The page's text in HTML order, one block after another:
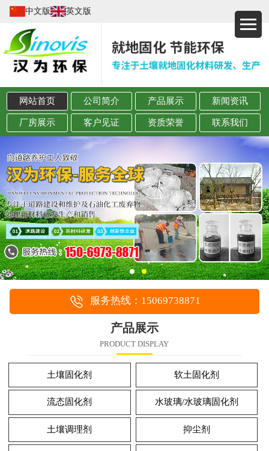
中文版 英文版
网站首页 公司简介 产品展示 新闻资讯
厂房展示 客户见证 资质荣誉 联系我们
服务热线：15069738871
产品展示
PRODUCT DISPLAY
土壤固化剂 软土固化剂
流态固化剂 水玻璃/水玻璃固化剂
土壤调理剂 抑尘剂